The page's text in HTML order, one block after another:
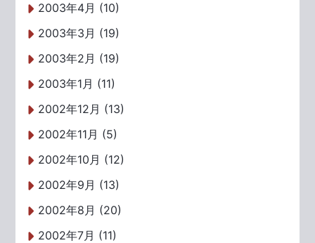
2003年4月 (10)
2003年3月 (19)
2003年2月 (19)
2003年1月 (11)
2002年12月 (13)
2002年11月 (5)
2002年10月 (12)
2002年9月 (13)
2002年8月 (20)
2002年7月 (11)